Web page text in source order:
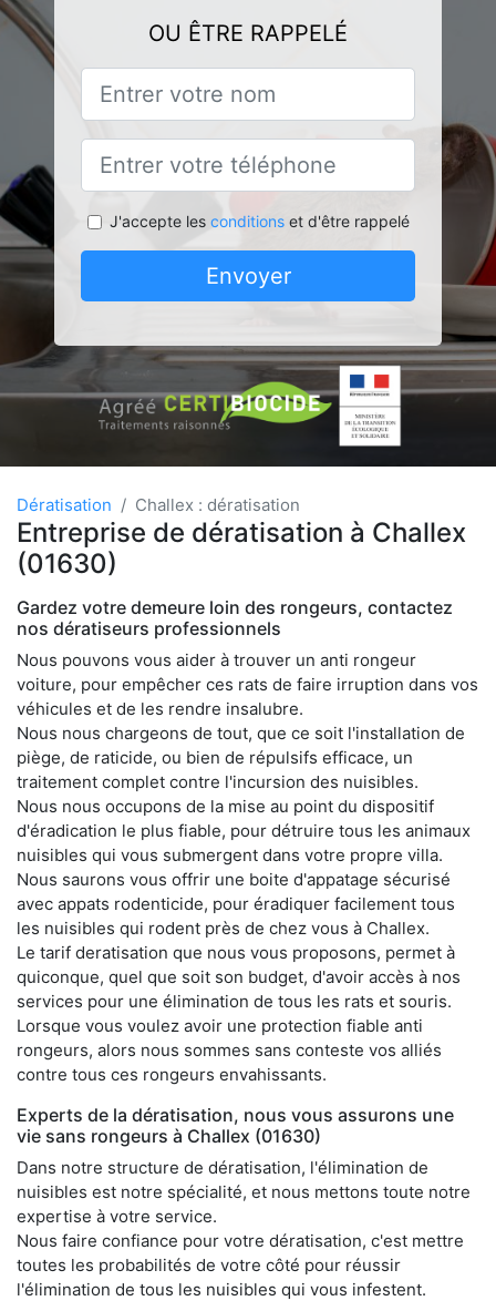
OU ÊTRE RAPPELÉ
J'accepte les conditionset d'être rappelé
Envoyer
Dératisation Challex : dératisation
Entreprise de dératisation à Challex
(01630)
Gardez votre demeure loin des rongeurs, contactez
nos dératiseurs professionnels
Nous pouvons vous aider à trouver un anti rongeur
voiture, pour empêcher ces rats de faire irruption dans vos
véhicules et de les rendre insalubre.
Nous nous chargeons de tout, que ce soit l'installation de
piège, de raticide, ou bien de répulsifs efficace, un
traitement complet contre l'incursion des nuisibles.
Nous nous occupons de la mise au point du dispositif
d'éradication le plus fiable, pour détruire tous les animaux
nuisibles qui vous submergent dans votre propre villa.
Nous saurons vous offrir une boite d'appatage sécurisé
avec appats rodenticide, pour éradiquer facilement tous
les nuisibles qui rodent près de chez vous à Challex.
Le tarif deratisation que nous vous proposons, permet à
quiconque, quel que soit son budget, d'avoir accès à nos
services pour une élimination de tous les rats et souris.
Lorsque vous voulez avoir une protection fiable anti
rongeurs, alors nous sommes sans conteste vos alliés
contre tous ces rongeurs envahissants.
Experts de la dératisation, nous vous assurons une
vie sans rongeurs à Challex (01630)
Dans notre structure de dératisation, l'élimination de
nuisibles est notre spécialité, et nous mettons toute notre
expertise à votre service.
Nous faire confiance pour votre dératisation, c'est mettre
toutes les probabilités de votre côté pour réussir
l'élimination de tous les nuisibles qui vous infestent.